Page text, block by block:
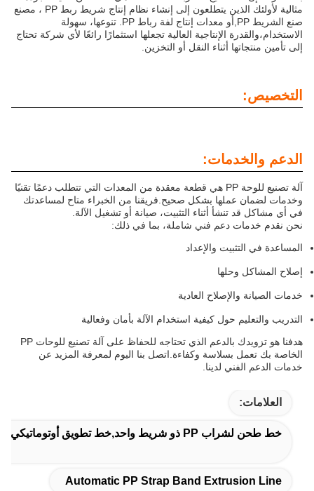
مثالية لأولئك الذين يتطلعون إلى إنشاء نظام إنتاج شريط ربط PP ، مصنع
صنع الشريط PP,أو معدات إنتاج لفة رباط PP. تنوعها، سهولة
الاستخدام،والقدرة الإنتاجية العالية تجعلها استثمارًا رائعًا لأي شركة تحتاج
إلى تأمين منتجاتها أثناء النقل أو التخزين.
التخصيص:
الدعم والخدمات:
آلة تصنيع للوحة PP هي قطعة معقدة من المعدات التي تتطلب دعمًا تقنيًا
وخدمات لضمان عملها بشكل صحيح.فريقنا من الخبراء متاح لمساعدتك
في أي مشاكل قد تنشأ أثناء التثبيت، صيانة أو تشغيل الآلة.
نحن نقدم خدمات دعم فني شاملة، بما في ذلك:
المساعدة في التثبيت والإعداد
إصلاح المشاكل وحلها
خدمات الصيانة والإصلاح العادية
التدريب والتعليم حول كيفية استخدام الآلة بأمان وفعالية
هدفنا هو تزويدك بالدعم الذي تحتاجه للحفاظ على آلة تصنيع للوحات PP
الخاصة بك تعمل بسلاسة وكفاءة.اتصل بنا اليوم لمعرفة المزيد عن
خدمات الدعم الفني لدينا.
العلامات:
خط طحن لشراب PP ذو شريط واحد,خط تطويق أوتوماتيكي لشراب PP,خط التطويق 9mm PP رباط الشريط
Automatic PP Strap Band Extrusion Line